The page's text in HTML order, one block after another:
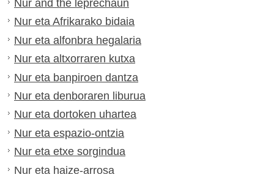
Nur and the leprechaun
Nur eta Afrikarako bidaia
Nur eta alfonbra hegalaria
Nur eta altxorraren kutxa
Nur eta banpiroen dantza
Nur eta denboraren liburua
Nur eta dortoken uhartea
Nur eta espazio-ontzia
Nur eta etxe sorgindua
Nur eta haize-arrosa